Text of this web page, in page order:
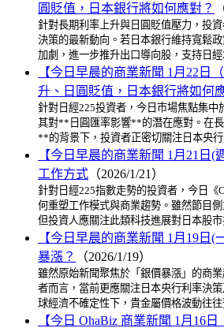
圓貶值，日本銀行將如何應對？
針對長期利率上升與日圓貶值壓力，投
決策的最新動向。若日本銀行維持寬鬆
加劇，進一步推升出口導向股，支持日
【今日早晨的商業新聞 1月22日
升、日圓貶值，日本銀行將如何
針對日經225投資者，今日市場焦點集
其對**日圓匯率影響**的潛在應對。在
**的背景下，投資者正密切關注日本央
【今日早晨的商業新聞 1月21日(
工作方式 （2026/1/21）
針對日經225指數走勢的投資者，今日《
何重塑工作模式與商業趨勢。雖然節目
但投資人應關注此類科技進展對日本股
【今日早晨的商業新聞 1月19日(
暴漲？
（2026/1/19）
雖然原始新聞聚焦於「銀價暴漲」的商
者而言，當前更應關注日本央行利率決
球經濟不確定性下，貴金屬價格波動往
【今日 OhaBiz 商業新聞 1月16